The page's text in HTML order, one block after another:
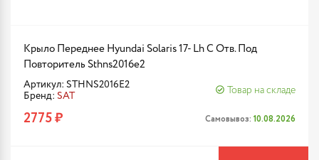
Крыло Переднее Hyundai Solaris 17- Lh С Отв. Под
Повторитель Sthns2016e2
Артикул: STHNS2016E2
Бренд: SAT
Товар на складе
2775 ₽ Самовывоз: 10.08.2026